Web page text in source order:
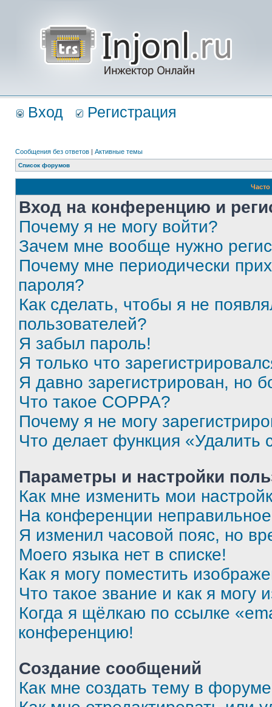
Вход Регистрация
Сообщения без ответов | Активные темы
Список форумов
Вход на конференцию и
Почему я не могу войти?
Зачем мне вообще нужно
Почему мне периодически
пароля?
Как сделать, чтобы я не
пользователей?
Я забыл пароль!
Я только что
Я давно зарегистрирован, но
Что такое COPPA?
Почему я не могу
Что делает функция «Удалить
Параметры и настройки
Как мне изменить мои
На конференции
Я изменил часовой пояс, но
Моего языка нет в списке!
Как я могу поместить
Что такое звание и как я могу
Когда я щёлкаю по ссылке
конференцию!
Создание сообщений
Как мне создать тему в